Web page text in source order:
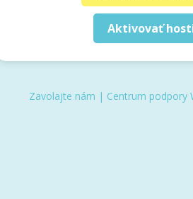
Aktivovať
Zavolajte nám | Centrum podpory